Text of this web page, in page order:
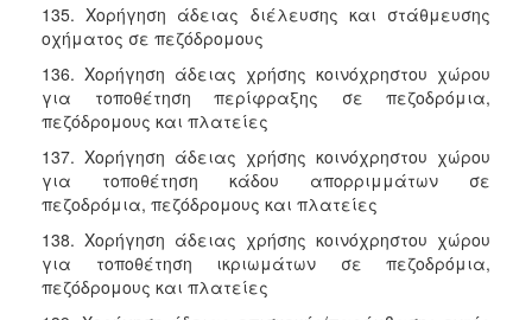
135. Χορήγηση άδειας διέλευσης και στάθμευσης
οχήματος σε πεζόδρομους
136. Χορήγηση άδειας χρήσης κοινόχρηστου χώρου
για τοποθέτηση περίφραξης σε πεζοδρόμια,
πεζόδρομους και πλατείες
137. Χορήγηση άδειας χρήσης κοινόχρηστου χώρου
για τοποθέτηση κάδου απορριμμάτων σε
πεζοδρόμια, πεζόδρομους και πλατείες
138. Χορήγηση άδειας χρήσης κοινόχρηστου χώρου
για τοποθέτηση ικριωμάτων σε πεζοδρόμια,
πεζόδρομους και πλατείες